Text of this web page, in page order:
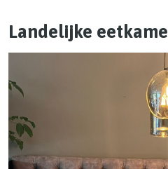
Landelijke